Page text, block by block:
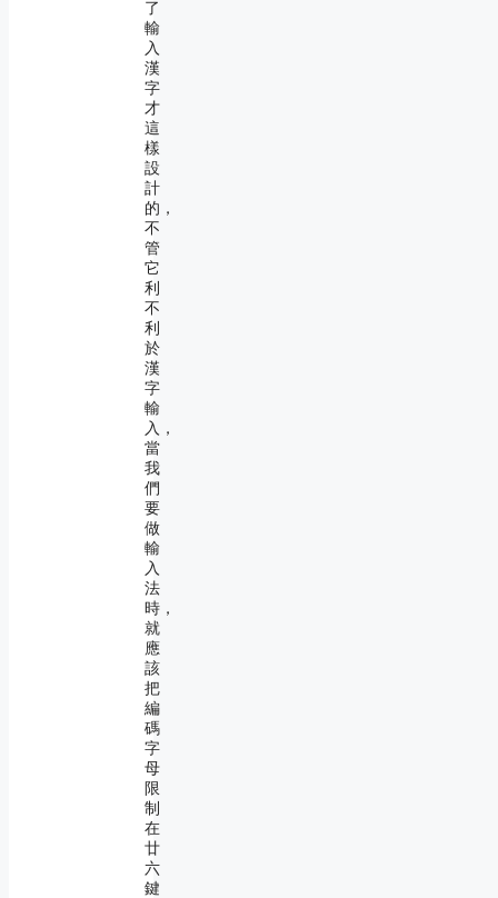
了
輸
入
漢
字
才
這
樣
設
計
的，
不
管
它
利
不
利
於
漢
字
輸
入，
當
我
們
要
做
輸
入
法
時，
就
應
該
把
編
碼
字
母
限
制
在
廿
六
鍵